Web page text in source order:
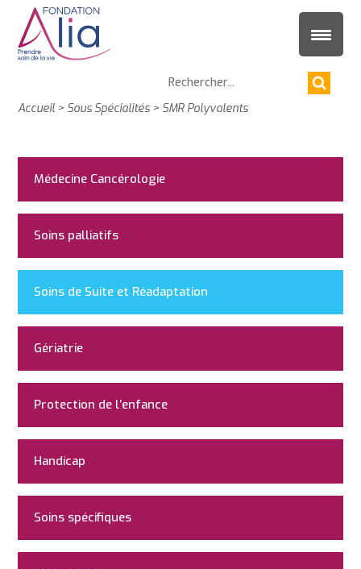
Accueil > Sous Spécialités > SMR Polyvalents
Médecine Cancérologie
Soins palliatifs
Soins de Suite et Réadaptation
Gériatrie
Protection de l’enfance
Handicap
Soins spécifiques